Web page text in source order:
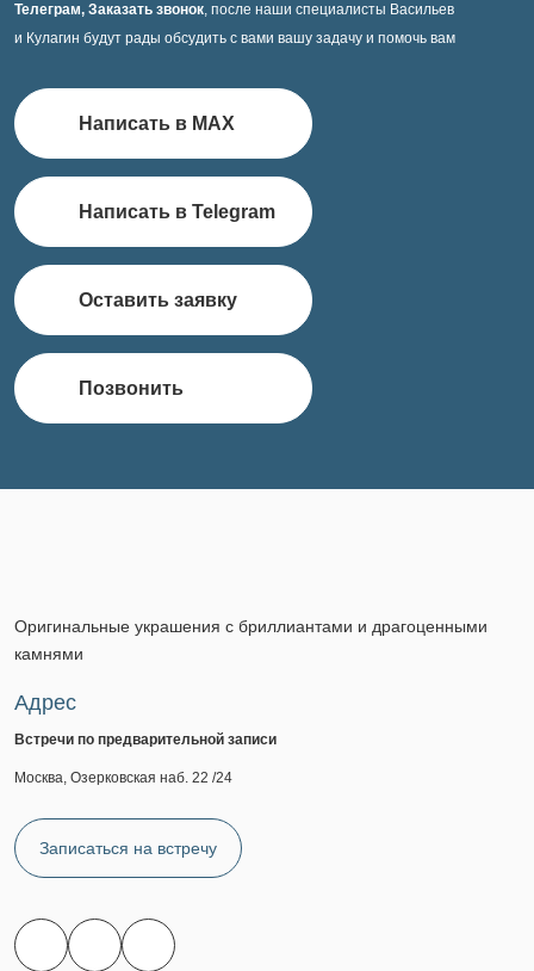
Телеграм, Заказать звонок, после наши специалисты Васильев
и Кулагин будут рады обсудить с вами вашу задачу и помочь вам
Написать в MAX
Написать в Telegram
Оставить заявку
Позвонить
Оригинальные украшения с бриллиантами и драгоценными
камнями
Адрес
Встречи по предварительной записи
Москва, Озерковская наб. 22 /24
Записаться на встречу